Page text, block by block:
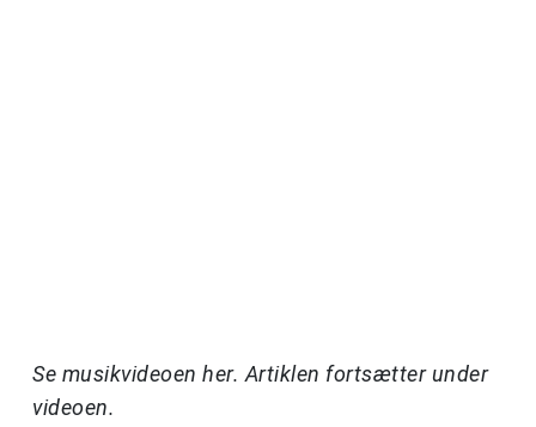
Se musikvideoen her. Artiklen fortsætter under
videoen.